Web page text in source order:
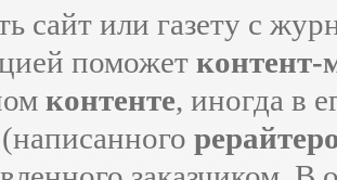
сайт или газету с
поможет контент-
контенте, иногда в